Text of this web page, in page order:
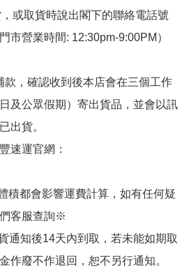
或取貨時說出閣下的聯絡電話號
市營業時間: 12:30pm-9:00PM）
款，確認收到後本店會在三個工作
及公眾假期）寄出貨品，並會以訊
出貨。
速運官網：
積都會影響運費計算，如有任何疑
客服查詢※
通知後14天內到取，若未能如期取
作廢不作退回，恕不另行通知。